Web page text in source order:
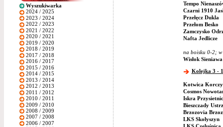
Wyszukiwarka
2024 / 2025
2023 / 2024
2022 / 2023
2021 / 2022
2020 / 2021
2019 / 2020
2018 / 2019
2017 / 2018
2016 / 2017
2015 / 2016
2014 / 2015
2013 / 2014
2012 / 2013
2011 / 2012
2010 / 2011
2009 / 2010
2008 / 2009
2007 / 2008
2006 / 2007
Tempo
Czarni 1910
Przełęcz Dukla
Przełom Besko
Zamczysko
Nafta Jedlicze
na boisku 0-2; w
Wisłok Sieniawa
Kolejka 3 -
Kotwica
Cosmos
Iskra
Bieszczady
Brzozovia
LKS Skołyszyn